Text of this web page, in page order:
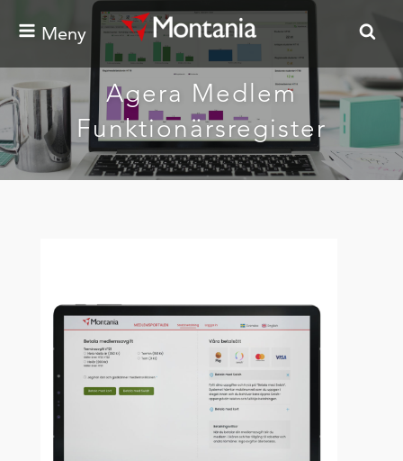
Meny
Agera Medlem
Funktionärsregister